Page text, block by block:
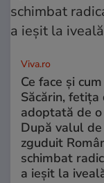
Viva.ro
Ce face și
Săcărin, fetița
adoptată de
După valul
zguduit
schimbat
a ieșit la